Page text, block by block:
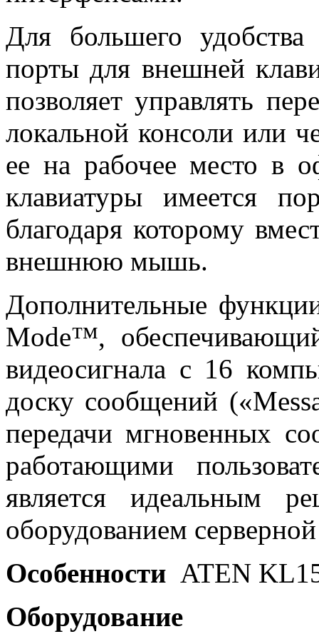
Для большего
порты для внешней
позволяет управлять
локальной консоли или
ее на рабочее место в
клавиатуры имеется
благодаря которому
внешнюю мышь.
Дополнительные
Mode™,
видеосигнала с 16
доску сообщений
передачи мгновенных
работающими
является идеальным
оборудованием
Особенности ATEN
Оборудование